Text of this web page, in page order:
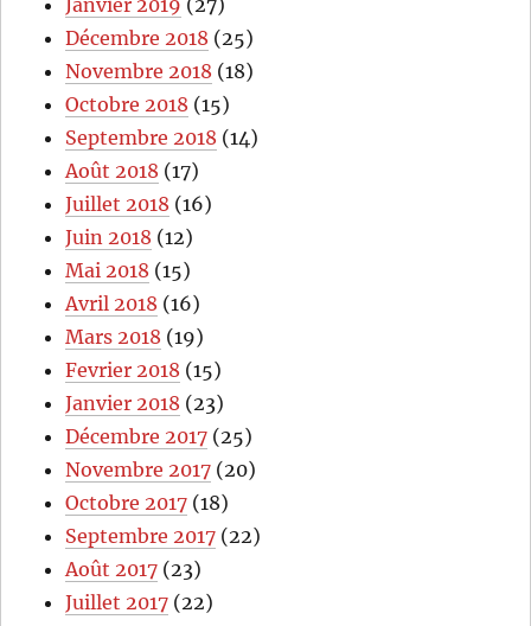
Janvier 2019 (27)
Décembre 2018 (25)
Novembre 2018 (18)
Octobre 2018 (15)
Septembre 2018 (14)
Août 2018 (17)
Juillet 2018 (16)
Juin 2018 (12)
Mai 2018 (15)
Avril 2018 (16)
Mars 2018 (19)
Fevrier 2018 (15)
Janvier 2018 (23)
Décembre 2017 (25)
Novembre 2017 (20)
Octobre 2017 (18)
Septembre 2017 (22)
Août 2017 (23)
Juillet 2017 (22)